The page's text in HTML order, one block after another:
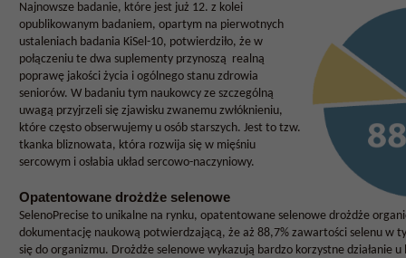
Najnowsze badanie, które jest już 12. z kolei
opublikowanym badaniem, opartym na pierwotnych
ustaleniach badania KiSel-10, potwierdziło, że w
połączeniu te dwa suplementy przynoszą realną
poprawę jakości życia i ogólnego stanu zdrowia
seniorów. W badaniu tym naukowcy ze szczególną
uwagą przyjrzeli się zjawisku zwanemu zwłóknieniu,
które często obserwujemy u osób starszych. Jest to tzw.
tkanka bliznowata, która rozwija się w mięśniu
sercowym i osłabia układ sercowo-naczyniowy.
Opatentowane drożdże selenowe
SelenoPrecise to unikalne na rynku, opatentowane selenowe drożdże
dokumentację naukową potwierdzającą, że aż 88,7% zawartości selenu w
się do organizmu. Drożdże selenowe wykazują bardzo korzystne działanie